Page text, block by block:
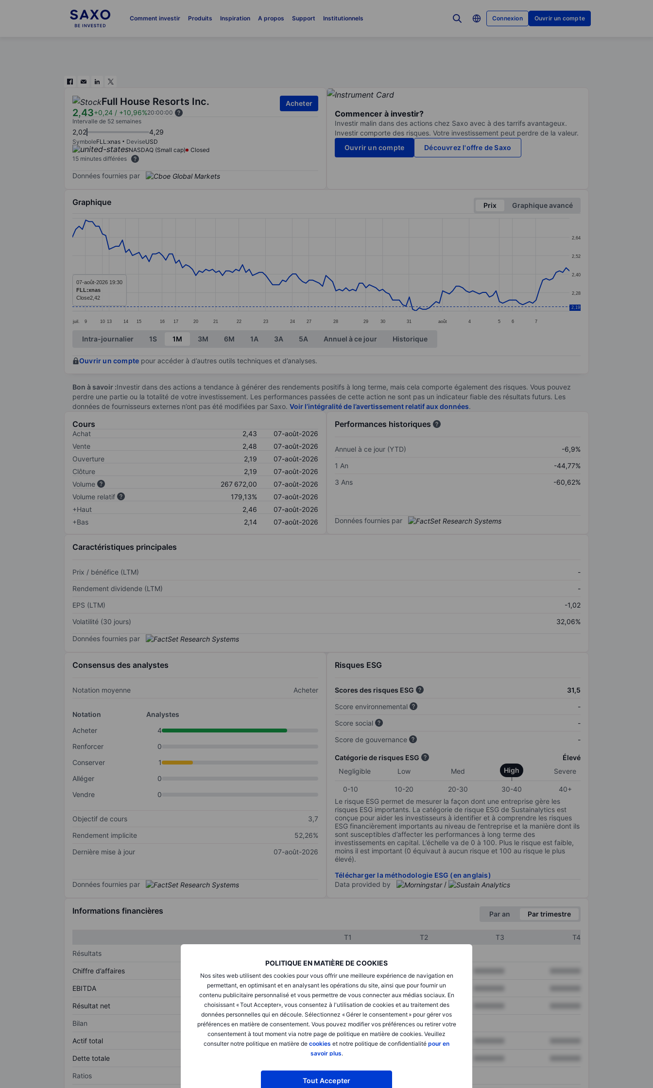
Comment investir Produits Inspiration A propos Support Institutionnels Connexion Ouvrir un compte
POLITIQUE EN MATIÈRE DE COOKIES
Nos sites web utilisent des cookies pour vous offrir une meilleure expérience de navigation en
permettant, en optimisant et en analysant les opérations du site, ainsi que pour fournir un
contenu publicitaire personnalisé et vous permettre de vous connecter aux médias sociaux. En
choisissant « Tout Accepter», vous consentez à l'utilisation de cookies et au traitement des
données personnelles qui en découle. Sélectionnez « Gérer le consentement » pour gérer vos
préférences en matière de consentement. Vous pouvez modifier vos préférences ou retirer votre
consentement à tout moment via notre page de politique en matière de cookies. Veuillez
consulter notre politique en matière de cookies et notre politique de confidentialité pour en
savoir plus.
Tout Accepter
Full House Resorts Inc.
2,43+0,24 / +10,96%20:00:00
Acheter
Intervalle de 52 semaines
2,02 4,29
SymboleFLL:xnas DeviseUSD
NASDAQ (Small cap)
Closed
15 minutes différées
Données fournies par
Commencer à investir?
Investir malin dans des actions chez Saxo avec à des tarrifs avantageux.
Investir comporte des risques. Votre investissement peut perdre de la valeur.
Ouvrir un compte
Découvrez l'offre de Saxo
Graphique Prix
Graphique avancé
Line chart with 150 data points.
The chart has 1 X axis displaying categories.
The chart has 1 Y axis displaying values. Data ranges from 2.16 to 2.75.
juil. 9 10 13 14 15 16 17 20 21 22 23 24 27 28 29 30 31 août 4 5 6 7
2,28
2,40
2,52
2,64
2,19
07-août-2026 19:30
FLL:xnas
Close2,42
End of interactive chart.
Intra-journalier 1S 1M 3M 6M 1A 3A 5A Annuel à ce jour Historique
Ouvrir un compte pour accéder à d’autres outils techniques et d’analyses.
Bon à savoir :Investir dans des actions a tendance à générer des rendements positifs à long terme, mais cela comporte également des risques. Vous pouvez
perdre une partie ou la totalité de votre investissement. Les performances passées de cette action ne sont pas un indicateur fiable des résultats futurs. Les
données de fournisseurs externes n’ont pas été modifiées par Saxo. Voir l’intégralité de l’avertissement relatif aux données.
Cours
Achat 2,43
07-août-2026
Vente
2,48
07-août-2026
Ouverture
2,19
07-août-2026
Clôture
2,19
07-août-2026
Volume
267 672,00
07-août-2026
Volume relatif
179,13%
07-août-2026
+Haut
2,46
07-août-2026
+Bas
2,14 07-août-2026
Performances historiques
Annuel à ce jour (YTD)
-6,9%
1 An
-44,77%
3 Ans
-60,62%
Données fournies par
Caractéristiques principales
Prix / bénéfice (LTM)
-
Rendement dividende (LTM)
-
EPS (LTM)
-1,02
Volatilité (30 jours)
32,06%
Données fournies par
Consensus des analystes
Notation moyenne Acheter
Notation
Analystes
Acheter
4
Renforcer
0
Conserver
1
Alléger
0
Vendre
0
Objectif de cours
3,7
Rendement implicite
52,26%
Dernière mise à jour
07-août-2026
Données fournies par
Risques ESG
Scores des risques ESG
31,5
Score environnemental
-
Score social
-
Score de gouvernance
-
Catégorie de risques ESG
Élevé
Negligible
Low Med High Severe
0-10 10-20 20-30 30-40
40+
Le risque ESG permet de mesurer la façon dont une entreprise gère les
risques ESG importants. La catégorie de risque ESG de Sustainalytics est
conçue pour aider les investisseurs à identifier et à comprendre les risques
ESG financièrement importants au niveau de l’entreprise et la manière dont ils
sont susceptibles d’affecter les performances à long terme des
investissements en capital. L’échelle va de 0 à 100. Plus le risque est faible,
moins il est important (0 équivaut à aucun risque et 100 au risque le plus
élevé).
Télécharger la méthodologie ESG (en anglais)
Data provided by
/
Informations financières Par an Par trimestre
T1 T2 T3
T4
Résultats
Chiffre d’affaires
EBITDA XXXXXXX XXXXXXX
Résultat net XXXXXXX XXXXXXX
Bilan
Actif total XXXXXXX XXXXXXX
Dette totale XXXXXXX
Ratios